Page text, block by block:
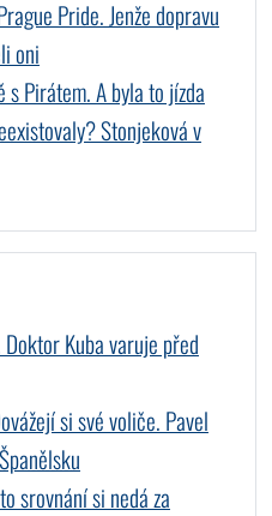
Pride. Jenže dopravu
oni
Pirátem. A byla to jízda
Stonjeková v
Kuba varuje před
si své voliče. Pavel
srovnání si nedá za